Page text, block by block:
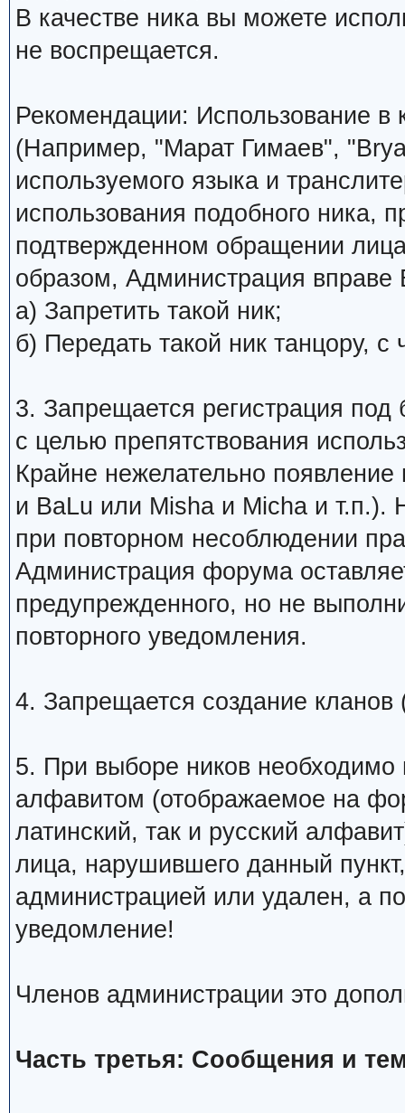
В качестве ника вы можете
не воспрещается.
Рекомендации: Использование в
(Например, "Марат Гимаев",
используемого языка и
использования подобного ника,
подтвержденном обращении
образом, Администрация
а) Запретить такой ник;
б) Передать такой ник танцору,
3. Запрещается регистрация
с целью препятствования
Крайне нежелательно
и BaLu или Misha и Micha и т.п.).
при повторном несоблюдении
Администрация форума
предупрежденного, но не
повторного уведомления.
4. Запрещается создание
5. При выборе ников необходимо
алфавитом (отображаемое на
латинский, так и русский
лица, нарушившего данный
администрацией или удален, а
уведомление!
Членов администрации это
Часть третья: Сообщения и